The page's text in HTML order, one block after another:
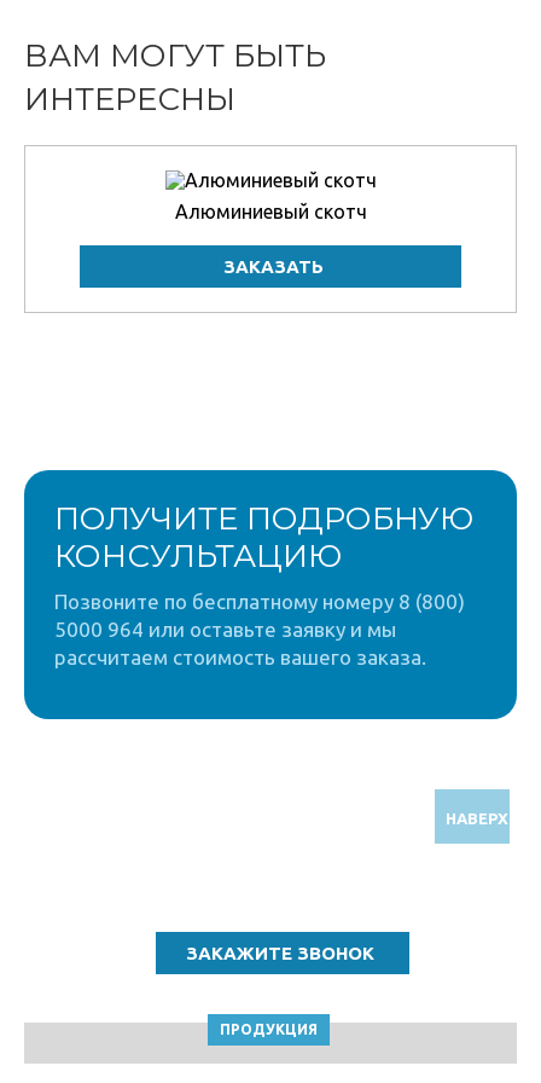
ВАМ МОГУТ БЫТЬ
ИНТЕРЕСНЫ
Алюминиевый скотч
ПОЛУЧИТЕ ПОДРОБНУЮ
КОНСУЛЬТАЦИЮ
Позвоните по бесплатному номеру 8 (800)
5000 964 или оставьте заявку и мы
рассчитаем стоимость вашего заказа.
НАВЕРХ
ПРОДУКЦИЯ